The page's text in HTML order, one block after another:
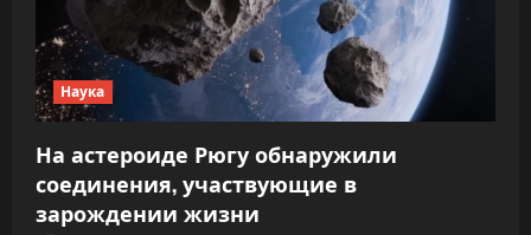
Наука
На астероиде Рюгу обнаружили
соединения, участвующие в
зарождении жизни